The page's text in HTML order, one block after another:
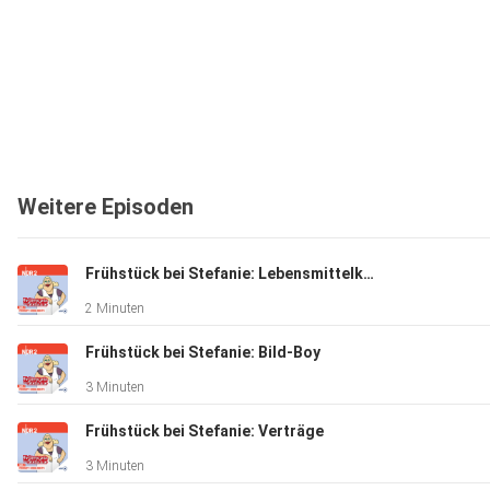
Weitere Episoden
Frühstück bei Stefanie: Lebensmittelkontrolle
2 Minuten
Frühstück bei Stefanie: Bild-Boy
3 Minuten
Frühstück bei Stefanie: Verträge
3 Minuten